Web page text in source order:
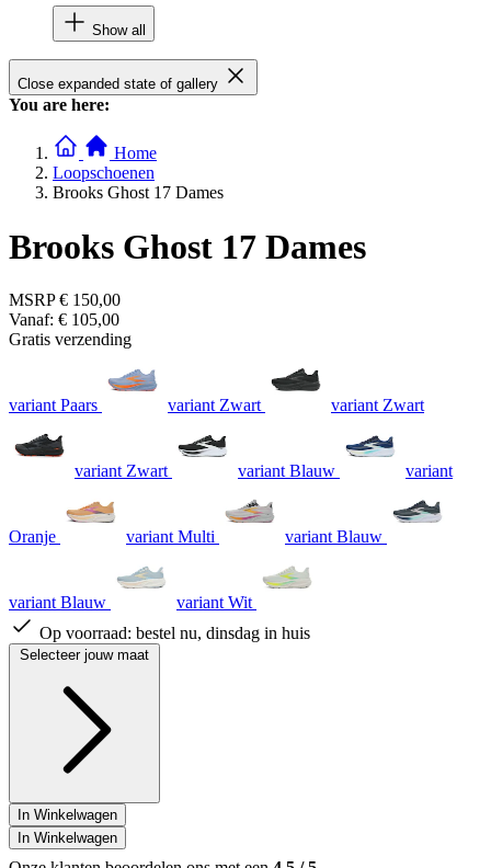
Show all
Close expanded state of gallery
You are here:
Home
Loopschoenen
Brooks Ghost 17 Dames
Brooks Ghost 17 Dames
MSRP € 150,00
Vanaf: € 105,00
Gratis verzending
variant Paars variant Zwart variant Zwart
variant Zwart variant Blauw variant
Oranje variant Multi variant Blauw
variant Blauw
variant Wit
Op voorraad: bestel nu, dinsdag in huis
Selecteer jouw maat
In Winkelwagen
In Winkelwagen